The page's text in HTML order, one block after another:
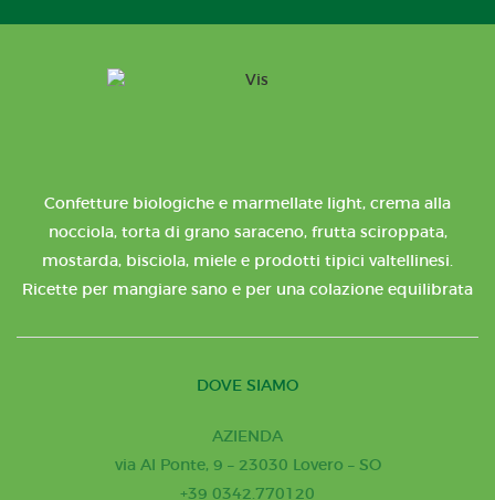
Confetture biologiche e marmellate light, crema alla
nocciola, torta di grano saraceno, frutta sciroppata,
mostarda, bisciola, miele e prodotti tipici valtellinesi.
Ricette per mangiare sano e per una colazione equilibrata
DOVE SIAMO
AZIENDA
via Al Ponte, 9 – 23030 Lovero – SO
+39 0342.770120